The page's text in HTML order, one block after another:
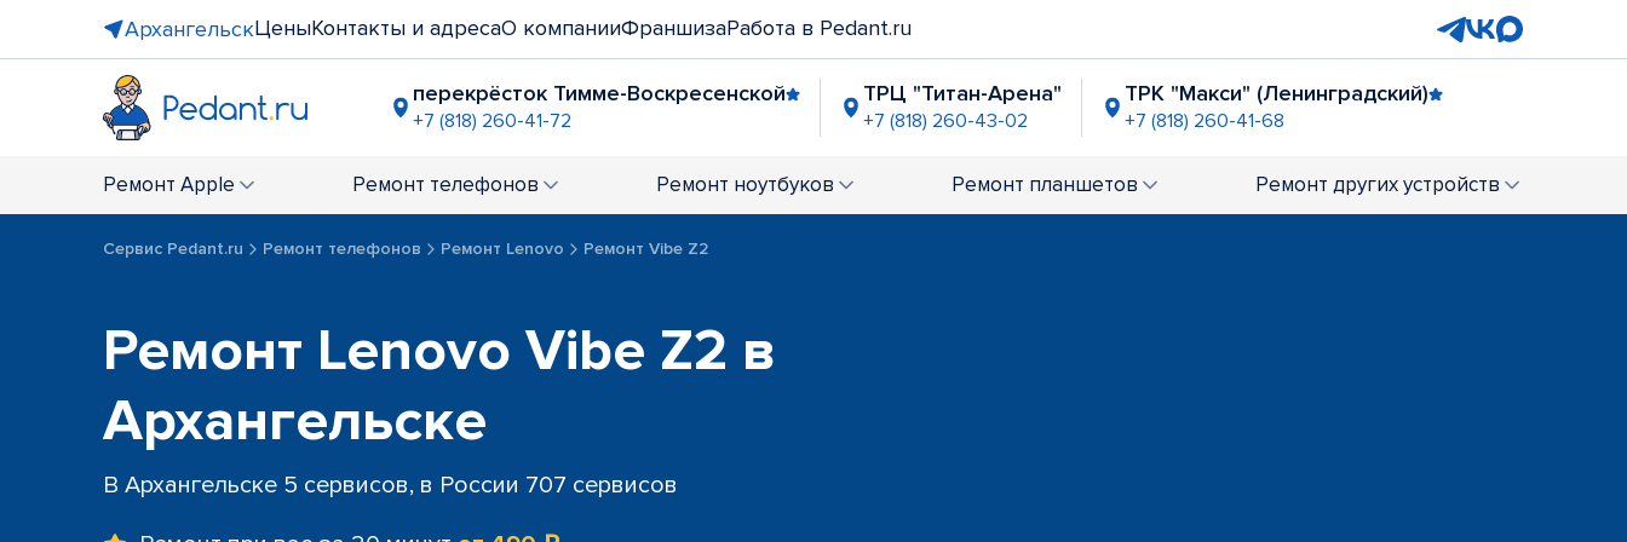
АрхангельскЦеныКонтакты и адресаО компанииФраншизаРабота в Pedant.ru
перекрёсток Тимме-Воскресенской
+7 (818) 260-41-72
ТРЦ "Титан-Арена"
+7 (818) 260-43-02
ТРК "Макси" (Ленинградский)
+7 (818) 260-41-68
+7 (818) 260-43-82 +7 (818) 260-43-03
Ремонт Apple Ремонт телефонов Ремонт ноутбуков Ремонт планшетов Ремонт других устройств
Сервис Pedant.ru Ремонт телефонов Ремонт Lenovo Ремонт Vibe Z2
Ремонт Lenovo Vibe Z2 в
Архангельске
В Архангельске 5 сервисов, в России 707 сервисов